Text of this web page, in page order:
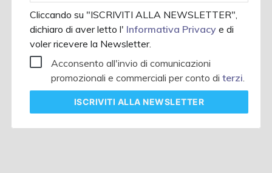
Cliccando su "ISCRIVITI ALLA NEWSLETTER",
dichiaro di aver letto l' Informativa Privacye di
voler ricevere la Newsletter.
Acconsento all'invio di comunicazioni
promozionali e commerciali per conto diterzi
ISCRIVITI ALLA NEWSLETTER